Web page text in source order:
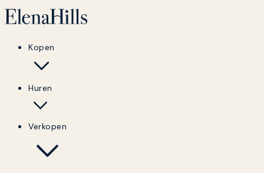
Kopen
Huren
Verkopen